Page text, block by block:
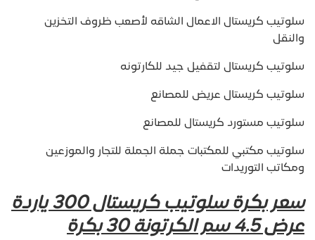
سلوتيب كريستال الاعمال الشاقه لأصعب ظروف التخزين
والنقل
سلوتيب كريستال لتقفيل جيد للكارتونه
سلوتيب كريستال عريض للمصانع
سلوتيب مستورد كريستال للمصانع
سلوتيب مكتبي للمكتبات جملة الجملة للتجار والموزعين
ومكاتب التوريدات
سعر بكرة سلوتيب كريستال 300 ياردة
عرض 4.5 سم الكرتونة 30 بكرة